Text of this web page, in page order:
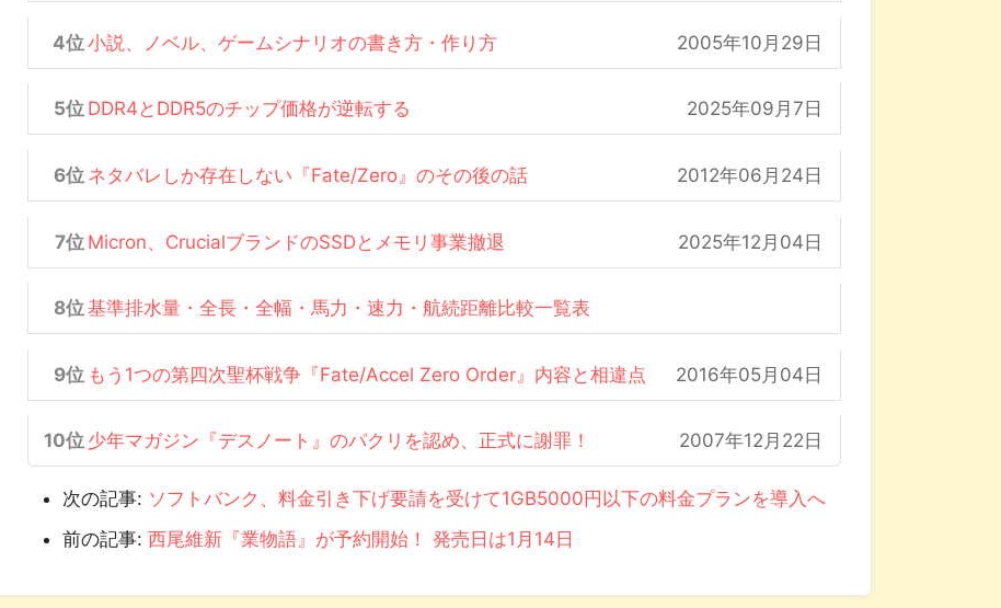
小説、ノベル、ゲームシナリオの書き方・作り方 2005年10月29日
DDR4とDDR5のチップ価格が逆転する 2025年09月7日
ネタバレしか存在しない『Fate/Zero』のその後の話 2012年06月24日
Micron、CrucialブランドのSSDとメモリ事業撤退 2025年12月04日
基準排水量・全長・全幅・馬力・速力・航続距離比較一覧表
もう1つの第四次聖杯戦争『Fate/Accel Zero Order』内容と相違点 2016年05月04日
少年マガジン『デスノート』のパクリを認め、正式に謝罪！ 2007年12月22日
次の記事: ソフトバンク、料金引き下げ要請を受けて1GB5000円以下の料金プランを導入へ
前の記事: 西尾維新『業物語』が予約開始！ 発売日は1月14日